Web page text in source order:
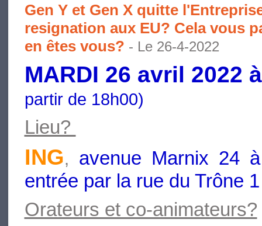
Gen Y et Gen X quitte
resignation aux EU? Cela vous
en êtes vous? - Le 26-4-2022
MARDI 26 avril 2022
partir de 18h00)
Lieu?
ING,
avenue Marnix 24
entrée par la rue du Trône
Orateurs et co-animateurs?